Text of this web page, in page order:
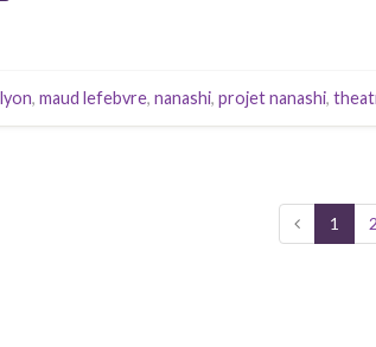
, maud lefebvre, nanashi, projet nanashi,
1 2